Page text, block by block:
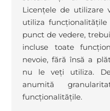
Licențele de utilizare
utiliza
punct de vedere,
incluse toate
nevoie, fără însă a
nu le veți utiliza.
anumită
funcționalitățile.